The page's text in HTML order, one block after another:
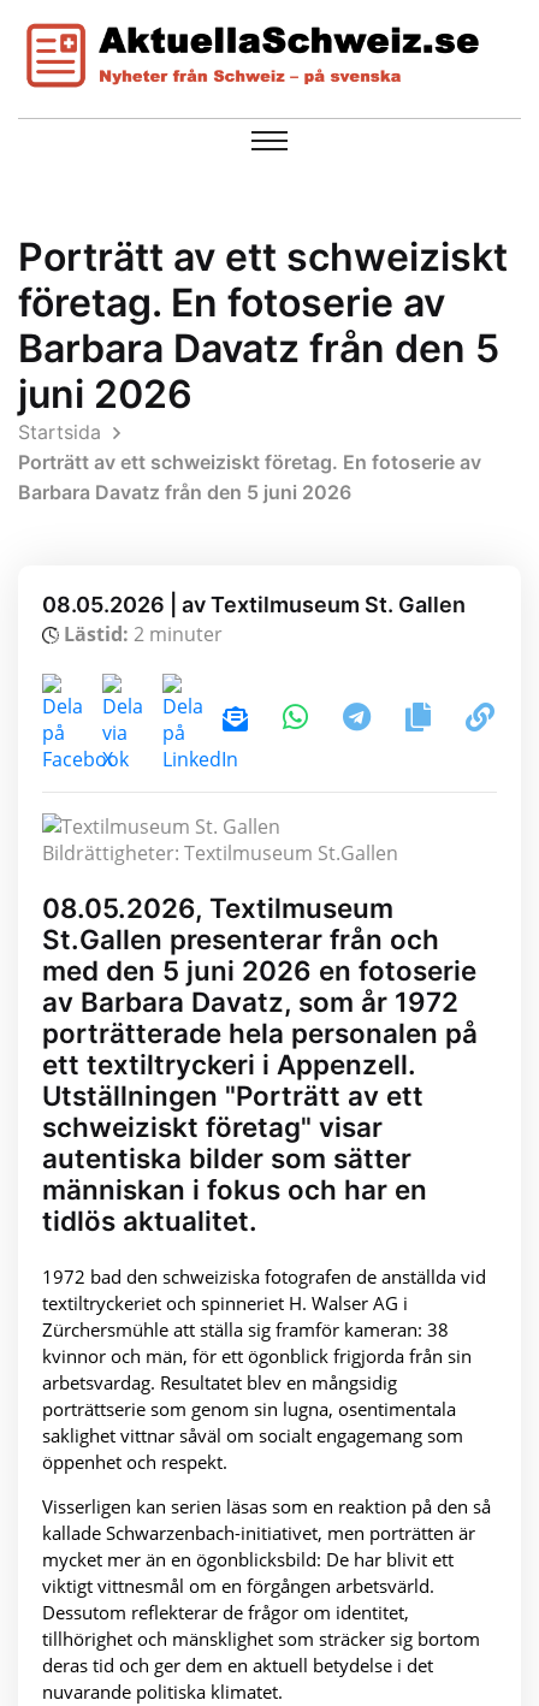
Porträtt av ett schweiziskt
företag. En fotoserie av
Barbara Davatz från den 5
juni 2026
Startsida
Porträtt av ett schweiziskt företag. En fotoserie av
Barbara Davatz från den 5 juni 2026
08.05.2026 | av Textilmuseum St. Gallen
Lästid: 2 minuter
Bildrättigheter: Textilmuseum St.Gallen
08.05.2026, Textilmuseum
St.Gallen presenterar från och
med den 5 juni 2026 en fotoserie
av Barbara Davatz, som år 1972
porträtterade hela personalen på
ett textiltryckeri i Appenzell.
Utställningen "Porträtt av ett
schweiziskt företag" visar
autentiska bilder som sätter
människan i fokus och har en
tidlös aktualitet.
1972 bad den schweiziska fotografen de anställda vid
textiltryckeriet och spinneriet H. Walser AG i
Zürchersmühle att ställa sig framför kameran: 38
kvinnor och män, för ett ögonblick frigjorda från sin
arbetsvardag. Resultatet blev en mångsidig
porträttserie som genom sin lugna, osentimentala
saklighet vittnar såväl om socialt engagemang som
öppenhet och respekt.
Visserligen kan serien läsas som en reaktion på den så
kallade Schwarzenbach-initiativet, men porträtten är
mycket mer än en ögonblicksbild: De har blivit ett
viktigt vittnesmål om en förgången arbetsvärld.
Dessutom reflekterar de frågor om identitet,
tillhörighet och mänsklighet som sträcker sig bortom
deras tid och ger dem en aktuell betydelse i det
nuvarande politiska klimatet.